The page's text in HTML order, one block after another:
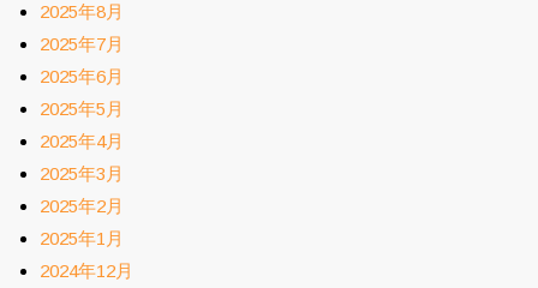
2025年8月
2025年7月
2025年6月
2025年5月
2025年4月
2025年3月
2025年2月
2025年1月
2024年12月